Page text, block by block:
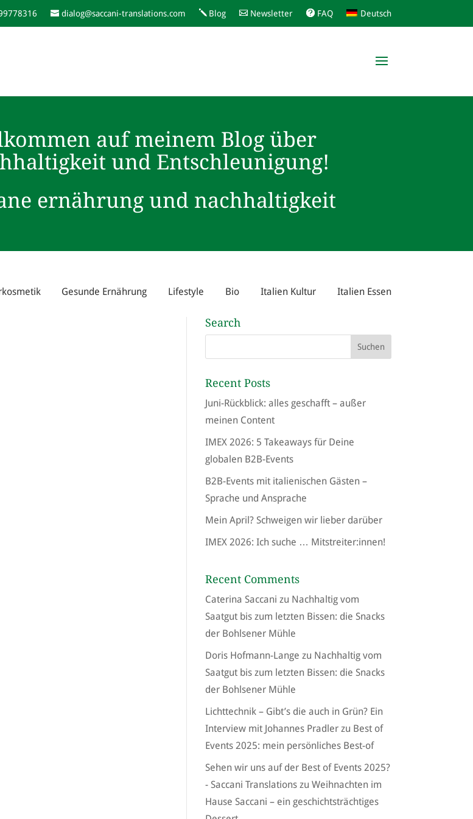
dialog@saccani-translations.com Blog Newsletter FAQ Deutsch
auf meinem Blog über
und Entschleunigung!
ernährung und nachhaltigkeit
Gesunde Ernährung Lifestyle Bio Italien Kultur Italien Essen
Search
Recent Posts
Juni-Rückblick: alles geschafft – außer
meinen Content
IMEX 2026: 5 Takeaways für Deine
globalen B2B-Events
B2B-Events mit italienischen Gästen –
Sprache und Ansprache
Mein April? Schweigen wir lieber darüber
IMEX 2026: Ich suche … Mitstreiter:innen!
Recent Comments
Caterina Saccani zu Nachhaltig vom
Saatgut bis zum letzten Bissen: die Snacks
der Bohlsener Mühle
Doris Hofmann-Lange zu Nachhaltig vom
Saatgut bis zum letzten Bissen: die Snacks
der Bohlsener Mühle
Lichttechnik – Gibt’s die auch in Grün? Ein
Interview mit Johannes Pradlerzu Best of
Events 2025: mein persönliches Best-of
Sehen wir uns auf der Best of Events 2025?
- Saccani Translationszu Weihnachten im
Hause Saccani – ein geschichtsträchtiges